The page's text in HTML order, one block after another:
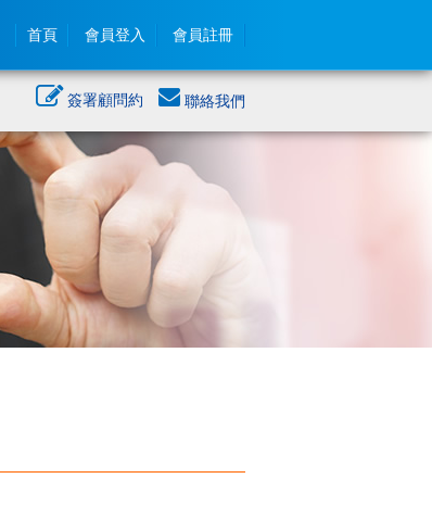
首頁 會員登入 會員註冊
簽署顧問約 聯絡我們